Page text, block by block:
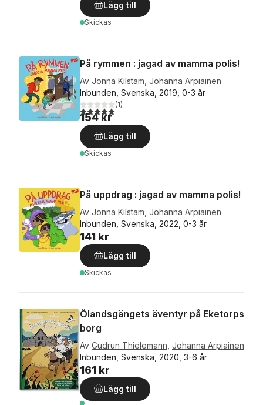
Lägg till
Skickas
På rymmen : jagad av mamma polis!
Av Jonna Kilstam Johanna Arpiainen
Inbunden, Svenska, 2019, 0-3 år
5,0utav 5 stjärnor. Totalt antal röster:
(1)
154 kr
Lägg till
Skickas
På uppdrag : jagad av mamma polis!
Av Jonna Kilstam Johanna Arpiainen
Inbunden, Svenska, 2022, 0-3 år
141 kr
Lägg till
Skickas
Ölandsgängets äventyr på Eketorps
borg
Av Gudrun Thielemann Johanna Arpiainen
Inbunden, Svenska, 2020, 3-6 år
161 kr
Lägg till